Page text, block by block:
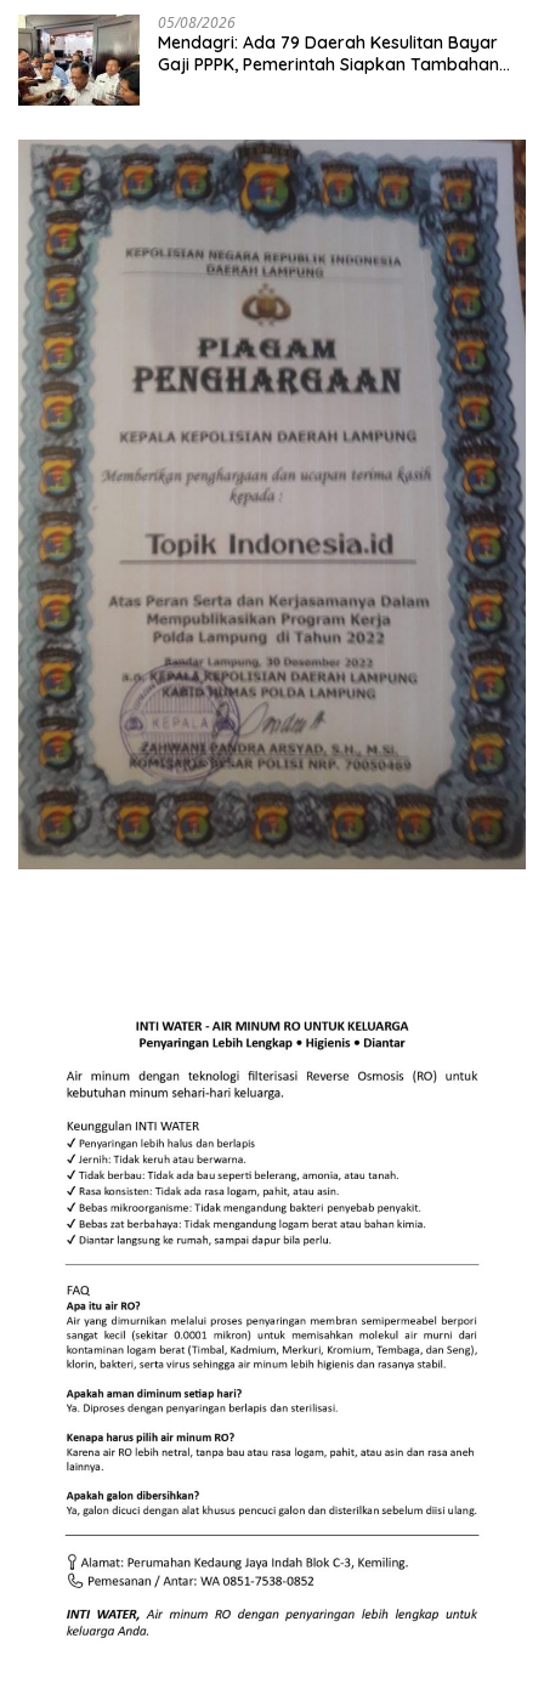
05/08/2026
Mendagri: Ada 79 Daerah Kesulitan Bayar
Gaji PPPK, Pemerintah Siapkan Tambahan